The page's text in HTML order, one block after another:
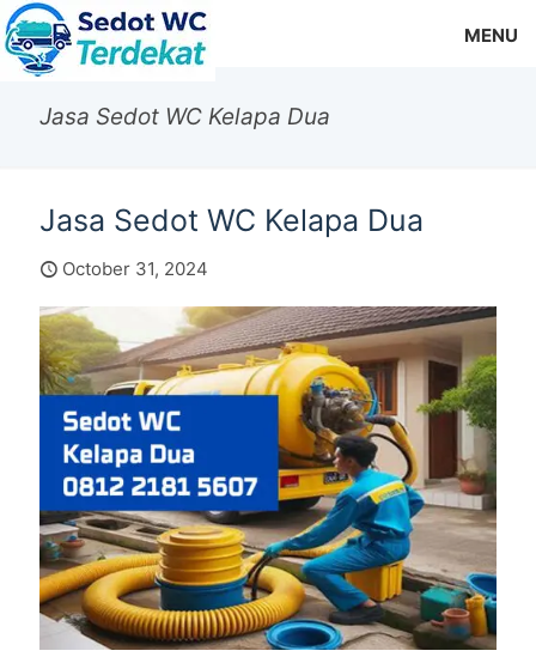
MENU
Jasa Sedot WC Kelapa Dua
Jasa Sedot WC Kelapa Dua
October 31, 2024